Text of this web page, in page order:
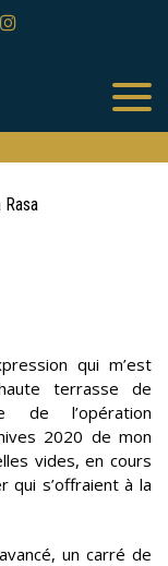
Rasa
qui m’est
terrasse de
de l’opération
2020 de mon
vides, en cours
qui s’offraient à la
un carré de